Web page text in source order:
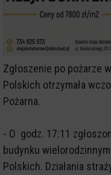
Zgłoszenie po pożarze
Polskich otrzymała
Pożarna.
- O godz. 17:11
budynku
Polskich. Działania